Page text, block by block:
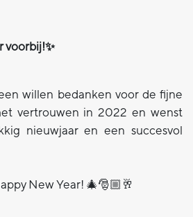
voorbij!✨
willen bedanken voor de fijne
vertrouwen in 2022 en wenst
nieuwjaar en een succesvol
New Year! 🎄🎅🏼🥂